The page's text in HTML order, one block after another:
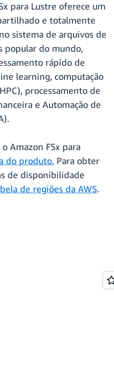
para Lustre oferece um
e totalmente
sistema de arquivos de
popular do mundo,
rápido de
learning, computação
processamento de
e Automação de
Amazon FSx para
do produto. Para obter
de disponibilidade
de regiões da AWS.